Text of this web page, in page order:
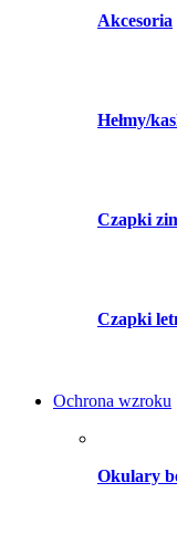
Akcesoria
Hełmy/
Czapki
Czapki
Ochrona wzroku
Okulary